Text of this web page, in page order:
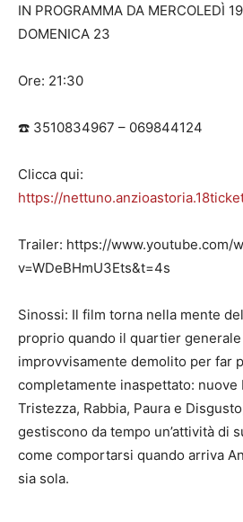
IN PROGRAMMA DA MERCOLEDÌ
DOMENICA 23
Ore: 21:30
☎️ 3510834967 – 069844124
Clicca qui:
https://
Trailer: https://www.youtube.com/
v=WDeBHmU3Ets&t=4s
Sinossi: Il film torna nella mente
proprio quando il quartier
improvvisamente demolito per far
completamente inaspettato: nuove
Tristezza, Rabbia, Paura e
gestiscono da tempo un’attività di
come comportarsi quando arriva
sia sola.